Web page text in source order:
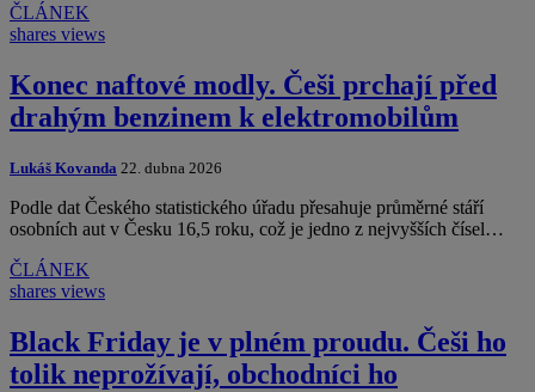
ČLÁNEK
shares views
Konec naftové modly. Češi prchají před
drahým benzinem k elektromobilům
Lukáš Kovanda 22. dubna 2026
Podle dat Českého statistického úřadu přesahuje průměrné stáří
osobních aut v Česku 16,5 roku, což je jedno z nejvyšších čísel…
ČLÁNEK
shares views
Black Friday je v plném proudu. Češi ho
tolik neprožívají, obchodníci ho